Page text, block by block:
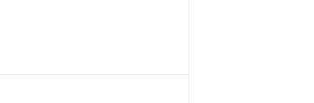
ください。
有無と関係のない商品です。
のが、含有品と判明した場合などやむを得ず変更すること
(Cd) 100ppm以下、
値以下であることを示します。
値を超えていることを示します。
せください。